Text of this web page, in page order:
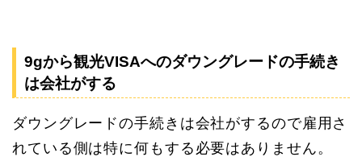
9gから観光VISAへのダウングレードの手続き
は会社がする
ダウングレードの手続きは会社がするので雇用さ
れている側は特に何もする必要はありません。